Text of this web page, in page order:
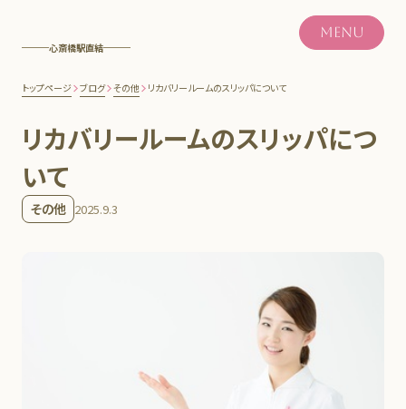
心斎橋駅直結
MENU
トップページ ブログ その他 リカバリールームのスリッパについて
リカバリールームのスリッパにつ
いて
その他 2025.9.3